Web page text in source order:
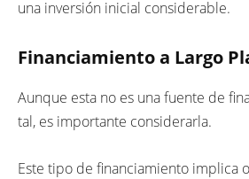
una inversión inicial considerable.
Financiamiento a Largo
Aunque esta no es una fuente de
tal, es importante considerarla.
Este tipo de financiamiento implica